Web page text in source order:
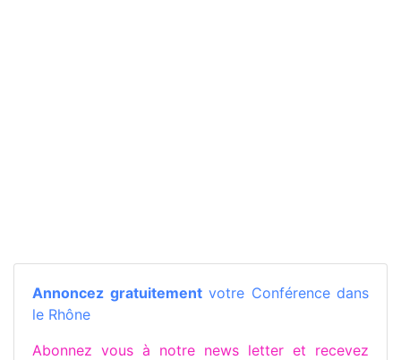
Annoncez gratuitementvotre Conférence dans
le Rhône
Abonnez vous à notre news letter et recevez